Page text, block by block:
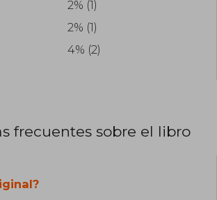
2% (1)
2% (1)
4% (2)
frecuentes sobre el libro